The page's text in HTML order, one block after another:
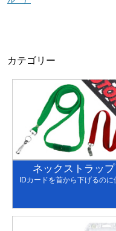
カテゴリー
ネックストラップ
IDカードを首から下げるのに